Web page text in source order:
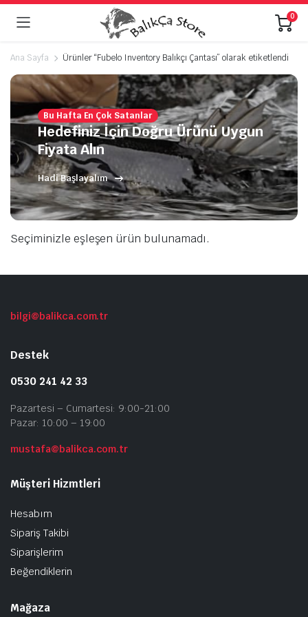
0
Ana Sayfa Ürünler “Fubelo Inventory Balıkçı Çantası” olarak etiketlendi
Bu Hafta En Çok Satanlar
Hedefiniz İçin Doğru Ürünü Uygun
Fiyata Alın
Hadi Başlayalım
Seçiminizle eşleşen ürün bulunamadı.
bilgi@balikca.com.tr
Destek
0530 241 42 33
Pazartesi – Cumartesi: 9:00-21:00
Pazar: 10:00 – 19:00
mustafa@balikca.com.tr
Müşteri Hizmtleri
Hesabım
Sipariş Takibi
Siparişlerim
Beğendiklerin
Mağaza